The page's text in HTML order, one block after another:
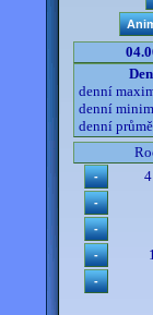
denní
denní
denní